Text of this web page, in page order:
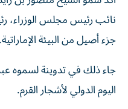
نائب رئيس مجلس الوزراء،
جزء أصيل من البيئة الإماراتية.
جاء ذلك في تدوينة لسموه
اليوم الدولي لأشجار القرم.